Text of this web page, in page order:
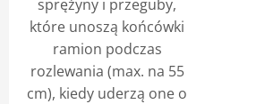
sprężyny i przeguby,
które unoszą końcówki
ramion podczas
rozlewania (max. na 55
cm), kiedy uderzą one o